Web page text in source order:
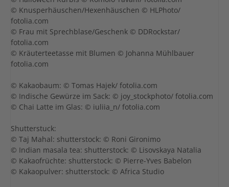
© Knusperhäuschen/Hexenhäuschen © HLPhoto/
fotolia.com
© Frau mit Sprechblase/Geschenk © DDRockstar/
fotolia.com
© Kräuterteetasse mit Blumen © Johanna Mühlbauer
fotolia.com
© Kakaobaum: © Tomas Hajek/ fotolia.com
© Indische Gewürze im Sack: © joy_stockphoto/ fotolia.com
© Chai Latte im Glas: © iuliia_n/ fotolia.com
Shutterstuck:
© Taj Mahal: shutterstock: © Roni Gironimo
© Indian masala tea: shutterstock: © Lisovskaya Natalia
© Kakaofrüchte: shutterstock: © Pierre-Yves Babelon
© Kakaopulver: shutterstock: © Africa Studio